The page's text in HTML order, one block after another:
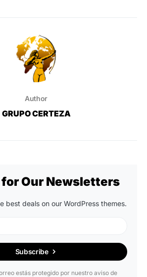
Author
GRUPO CERTEZA
for Our Newsletters
best deals on our WordPress themes.
Subscribe
estás protegido por nuestro aviso de